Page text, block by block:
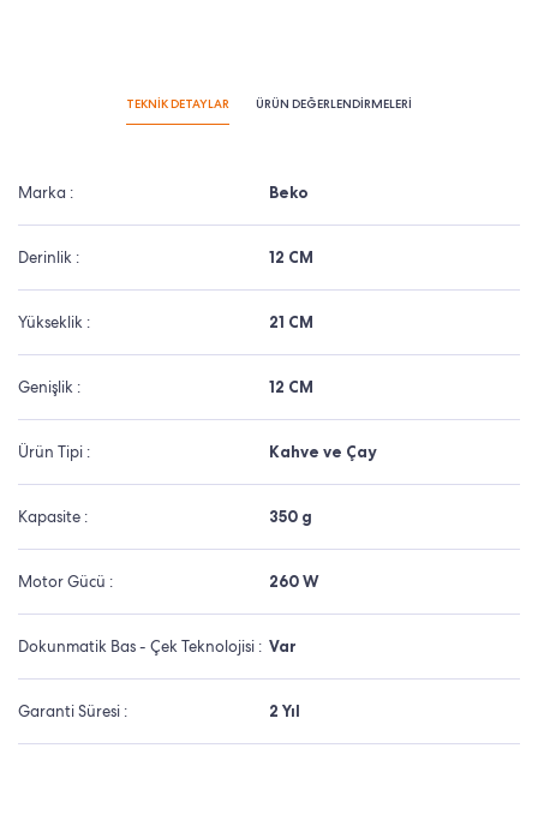
TEKNİK DETAYLAR ÜRÜN DEĞERLENDİRMELERİ
Marka : Beko
Derinlik : 12 CM
Yükseklik : 21 CM
Genişlik : 12 CM
Ürün Tipi : Kahve ve Çay
Kapasite : 350 g
Motor Gücü : 260 W
Dokunmatik Bas - Çek Teknolojisi : Var
Garanti Süresi : 2 Yıl